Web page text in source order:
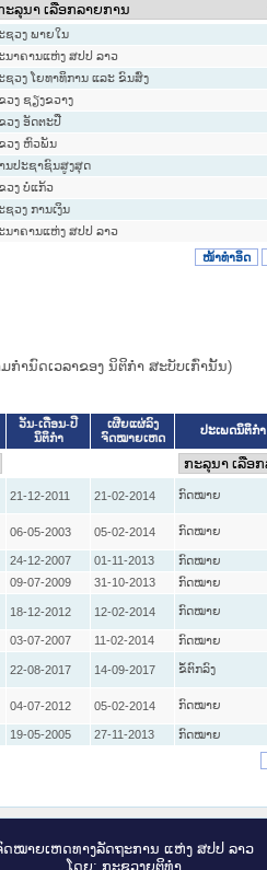
ຊວງ ພາຍໃນ
ນາຄານແຫ່ງ ສປປ ລາວ
ຊວງ ໂຍທາທິການ ແລະ ຂົນສົ່ງ
ວງ ຊຽງຂວາງ
ວງ ອັດຕະປື
ວງ ຫົວພັນ
ນປະຊາຊົນສູງສຸດ
ວງ ບໍ່ແກ້ວ
ຊວງ ການເງິນ
ນາຄານແຫ່ງ ສປປ ລາວ
ໜ້າທໍາອິດ
ານົດເວລາຂອງ ນິຕິກໍາ ສະບັບເກົ່ານັ້ນ)
ວັນ-ເດືອນ-ປີ
ນິຕິກໍາ
ເຜີຍແຜ່ລົງ
ຈົດໝາຍເຫດ
ປະເພດນິຕິກຳ
21-12-2011 21-02-2014 ກົດໝາຍ
06-05-2003 05-02-2014 ກົດໝາຍ
24-12-2007 01-11-2013 ກົດໝາຍ
09-07-2009 31-10-2013 ກົດໝາຍ
18-12-2012 12-02-2014 ກົດໝາຍ
03-07-2007 11-02-2014 ກົດໝາຍ
22-08-2017 14-09-2017 ຂໍ້ຕົກລົງ
04-07-2012 05-02-2014 ກົດໝາຍ
19-05-2005 27-11-2013 ກົດໝາຍ
ດ​ໝາຍ​ເຫດ​ທາງ​ລັດ​ຖະ​ການ ແຫ່ງ ສ​ປ​ປ ລາວ
ໂດຍ: ກະ​ຊວງຍຸ​ຕິ​ທຳ